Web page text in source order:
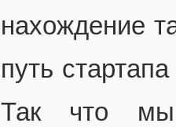
нахождение
путь
Так что мы